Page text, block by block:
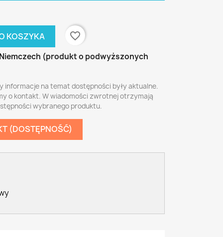
KOSZYKA
favorite_border
(produkt o podwyższonych
informacje na temat dostępności były aktualne.
o kontakt. W wiadomości zwrotnej otrzymają
wybranego produktu.
(DOSTĘPNOŚĆ)